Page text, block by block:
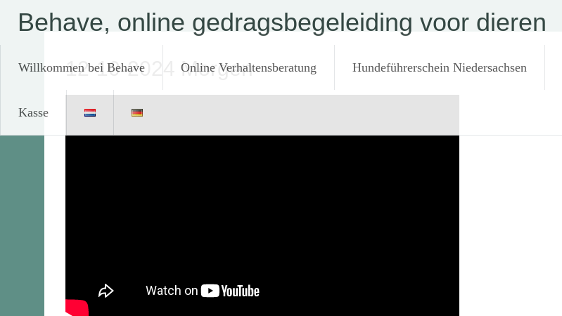
InhaltBehave, online gedragsbegeleiding voor dieren
Willkommen bei Behave Online Verhaltensberatung Hundeführerschein Niedersachsen
Kasse
12-10-2024 Morgen